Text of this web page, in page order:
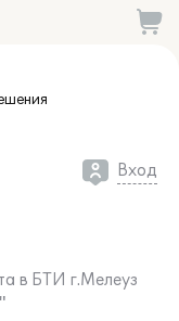
Вход
в БТИ г.Мелеуз